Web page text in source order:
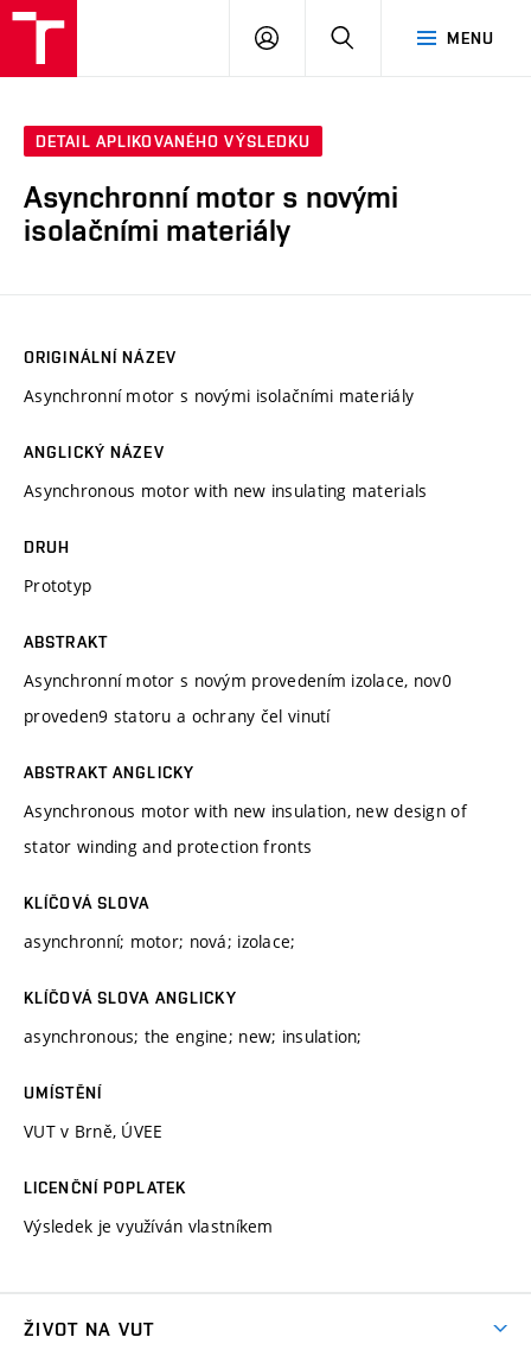
MENU
PŘIHLÁSIT
DETAIL APLIKOVANÉHO VÝSLEDKU
Asynchronní motor s novými
isolačními materiály
ORIGINÁLNÍ NÁZEV
Asynchronní motor s novými isolačními materiály
ANGLICKÝ NÁZEV
Asynchronous motor with new insulating materials
DRUH
Prototyp
ABSTRAKT
Asynchronní motor s novým provedením izolace, nov0
proveden9 statoru a ochrany čel vinutí
ABSTRAKT ANGLICKY
Asynchronous motor with new insulation, new design of
stator winding and protection fronts
KLÍČOVÁ SLOVA
asynchronní; motor; nová; izolace;
KLÍČOVÁ SLOVA ANGLICKY
asynchronous; the engine; new; insulation;
UMÍSTĚNÍ
VUT v Brně, ÚVEE
LICENČNÍ POPLATEK
Výsledek je využíván vlastníkem
ŽIVOT NA VUT